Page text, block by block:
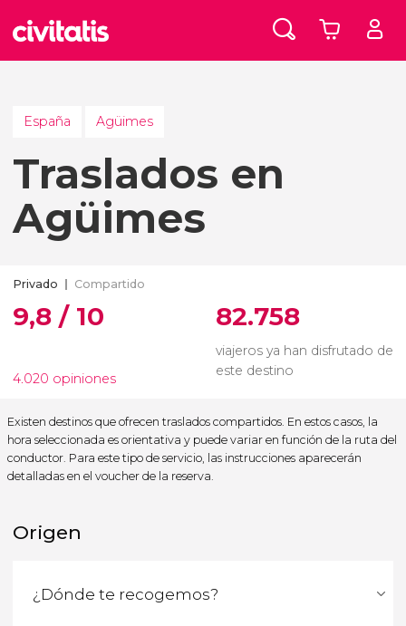
España Agüimes
Traslados en
Agüimes
Privado Compartido
9,8 / 10
4.020 opiniones
82.758
viajeros ya han disfrutado de
este destino
Existen destinos que ofrecen traslados compartidos. En estos casos, la
hora seleccionada es orientativa y puede variar en función de la ruta del
conductor. Para este tipo de servicio, las instrucciones aparecerán
detalladas en el voucher de la reserva.
Origen